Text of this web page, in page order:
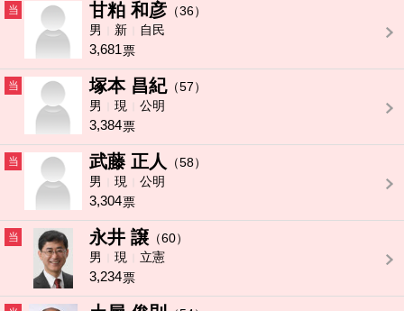
当 甘粕 和彦 （36）
男
新 自民
3,681票
当 塚本 昌紀（57）
男
現 公明
3,384票
当 武藤 正人
（58）
男
現 公明
3,304票
当 永井 譲 （60）
男
現 立憲
3,234票